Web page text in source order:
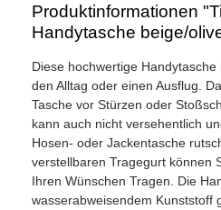
Produktinformationen
Handytasche beige/
Diese hochwertige
den Alltag oder einen Ausflug.
Tasche vor Stürzen oder
kann auch nicht versehentlich
Hosen- oder Jackentasche
verstellbaren Tragegurt können
Ihren Wünschen Tragen. Die
wasserabweisendem Kunststoff